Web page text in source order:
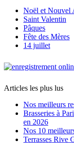
Noël et Nouvel
Saint Valentin
Pâques
Fête des Mères
14 juillet
Articles les plus lus
Nos meilleurs
Brasseries à
en 2026
Nos 10
Terrasses Rive